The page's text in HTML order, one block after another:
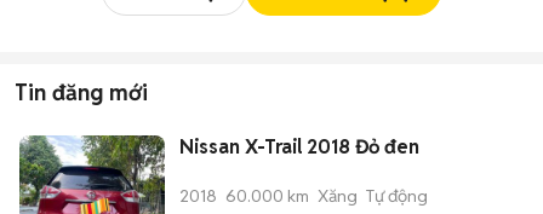
Tin đăng mới
Nissan X-Trail 2018 Đỏ đen
2018 60.000 km Xăng Tự động